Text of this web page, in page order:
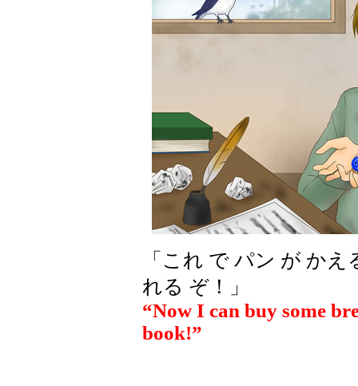
「これ で パン が か
れる ぞ！」
“Now I can buy some
book!”